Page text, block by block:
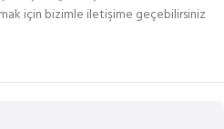
için bizimle iletişime geçebilirsiniz